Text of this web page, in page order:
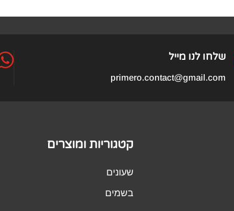
שלחו לנו מייל
primero.contact@gmail.com
קטגוריות ומוצרים
שעונים
בשמים